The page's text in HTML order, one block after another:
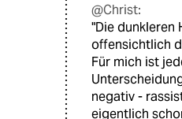
@Christ:
"Die dunkleren
offensichtlich
Für mich ist
negativ -
eigentlich